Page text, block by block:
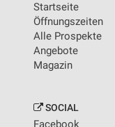
Startseite
Öffnungszeiten
Alle Prospekte
Angebote
Magazin
SOCIAL
Facebook